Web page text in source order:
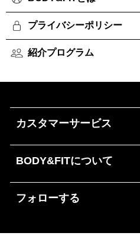
プライバシーポリシー
紹介プログラム
カスタマーサービス
BODY&FITについて
フォローする